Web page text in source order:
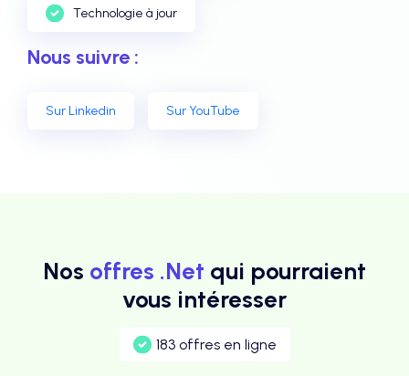
Technologie à jour
Nous suivre :
Sur Linkedin Sur YouTube
Nos offres .Net qui pourraient
vous intéresser
183 offres en ligne